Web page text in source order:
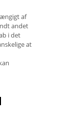
af
andet
i det
at